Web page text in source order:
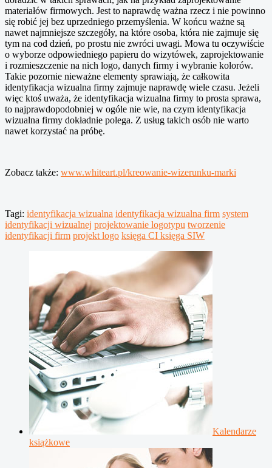
materiałów firmowych. Jest to naprawdę ważna rzecz i nie powinno
się robić jej bez uprzedniego przemyślenia. W końcu ważne są
nawet najmniejsze szczegóły, na które osoba, która nie zajmuje się
tym na cod dzień, po prostu nie zwróci uwagi. Mowa tu oczywiście
o wyborze odpowiedniego papieru do wizytówek, zaprojektowanie
i rozmieszczenie na nich logo, danych firmy i wybranie kolorów.
Takie pozornie nieważne elementy sprawiają, że całkowita
identyfikacja wizualna firmy zajmuje naprawdę wiele czasu. Jeżeli
więc ktoś uważa, że identyfikacja wizualna firmy to prosta sprawa,
to najprawdopodobniej w ogóle nie wie, na czym identyfikacja
wizualna firmy dokładnie polega. Z usług takich osób nie warto
nawet korzystać na próbę.
Zobacz także: www.whiteart.pl/kreowanie-wizerunku-marki
Tagi: identyfikacja wizualna identyfikacja wizualna firm system
identyfikacji wizualnej projektowanie logotypu tworzenie
identyfikacji firm projekt logo księga CI księga SIW
Kalendarze
książkowe